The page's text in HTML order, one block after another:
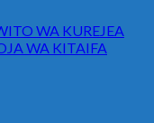
WA KUREJEA
WA KITAIFA